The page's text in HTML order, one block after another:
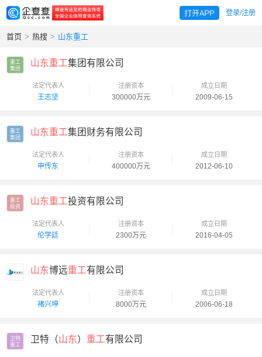
登录/注册
首页 > 热搜 > 山东重工
重工
集团
山东重工集团有限公司
法定代表人
王志坚
注册资本
300000万元
成立日期
2009-06-15
重工
集团
山东重工集团财务有限公司
法定代表人
申传东
注册资本
400000万元
成立日期
2012-06-10
重工
投资
山东重工投资有限公司
法定代表人
伦学廷
注册资本
2300万元
成立日期
2016-04-05
山东博远重工有限公司
法定代表人
褚兴坤
注册资本
8000万元
成立日期
2006-06-18
卫特
重工
卫特（山东） 重工有限公司